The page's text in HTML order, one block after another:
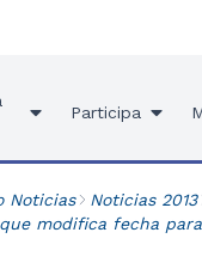
Participa
Noticias
Noticias 2013
modifica fecha